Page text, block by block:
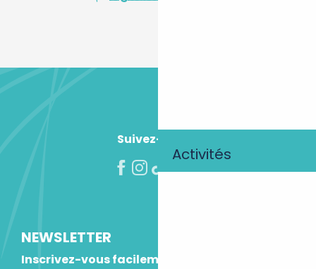
Activités
Suivez-nous !
NEWSLETTER
Inscrivez-vous facilement